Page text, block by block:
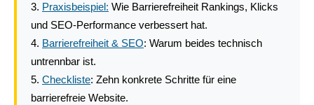
Praxisbeispiel: Wie Barrierefreiheit Rankings, Klicks
und SEO-Performance verbessert hat.
Barrierefreiheit & SEO: Warum beides technisch
untrennbar ist.
Checkliste: Zehn konkrete Schritte für eine
barrierefreie Website.